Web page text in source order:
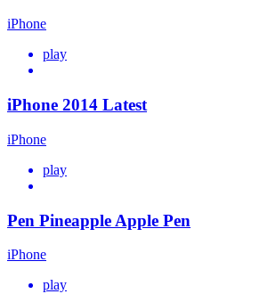
iPhone
play
iPhone 2014 Latest
iPhone
play
Pen Pineapple Apple Pen
iPhone
play